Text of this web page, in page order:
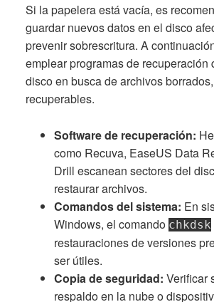
Si la papelera está vacía, es
guardar nuevos datos en el disco
prevenir sobrescritura. A
emplear programas de recuperación
disco en busca de archivos
recuperables.
Software de recuperación:
como Recuva, EaseUS Data
Drill escanean sectores del
restaurar archivos.
Comandos del sistema: En
Windows, el comando chkdsk
restauraciones de versiones
ser útiles.
Copia de seguridad: Verificar
respaldo en la nube o